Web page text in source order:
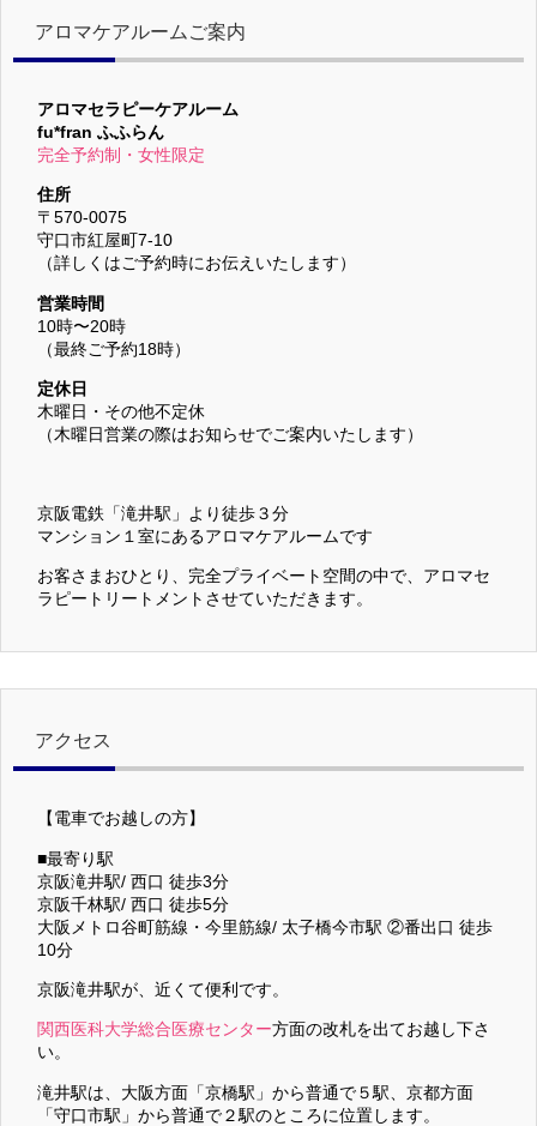
アロマケアルームご案内
アロマセラピーケアルーム
fu*fran ふふらん
完全予約制・女性限定
住所
〒570-0075
守口市紅屋町7-10
（詳しくはご予約時にお伝えいたします）
営業時間
10時〜20時
（最終ご予約18時）
定休日
木曜日・その他不定休
（木曜日営業の際はお知らせでご案内いたします）
京阪電鉄「滝井駅」より徒歩３分
マンション１室にあるアロマケアルームです
お客さまおひとり、完全プライベート空間の中で、アロマセ
ラピートリートメントさせていただきます。
アクセス
【電車でお越しの方】
■最寄り駅
京阪滝井駅/ 西口 徒歩3分
京阪千林駅/ 西口 徒歩5分
大阪メトロ谷町筋線・今里筋線/ 太子橋今市駅 ②番出口 徒歩
10分
京阪滝井駅が、近くて便利です。
関西医科大学総合医療センター方面の改札を出てお越し下さ
い。
滝井駅は、大阪方面「京橋駅」から普通で５駅、京都方面
「守口市駅」から普通で２駅のところに位置します。